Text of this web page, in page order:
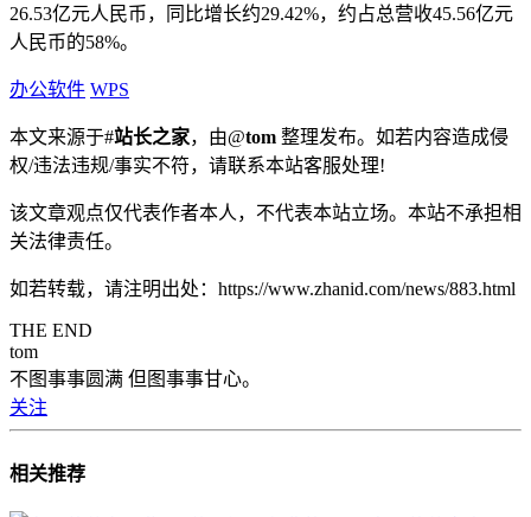
26.53亿元人民币，同比增长约29.42%，约占总营收45.56亿元
人民币的58%。
办公软件 WPS
本文来源于#站长之家，由@tom 整理发布。如若内容造成侵
权/违法违规/事实不符，请联系本站客服处理!
该文章观点仅代表作者本人，不代表本站立场。本站不承担相
关法律责任。
如若转载，请注明出处：https://www.zhanid.com/news/883.html
THE END
tom
不图事事圆满 但图事事甘心。
关注
相关推荐